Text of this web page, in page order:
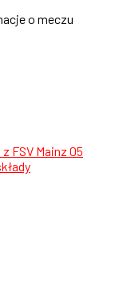
o meczu
FSV Mainz 05